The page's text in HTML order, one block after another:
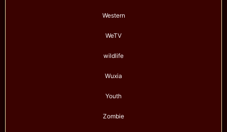
Western
WeTV
wildlife
Wuxia
Youth
Zombie